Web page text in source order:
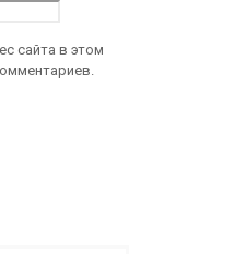
сайта в этом